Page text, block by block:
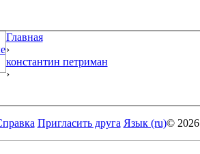
Главная
›
константин петриман
›
Пригласить друга Язык (ru)© 2026